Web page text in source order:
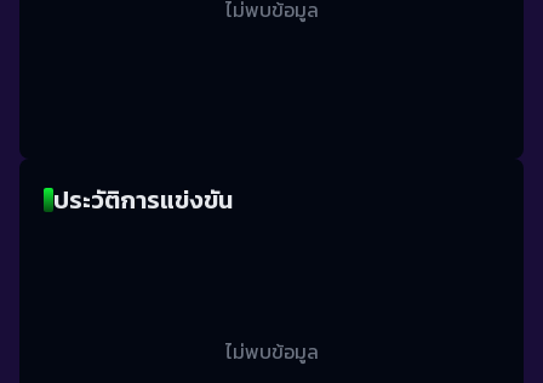
ไม่พบข้อมูล
ประวัติการแข่งขัน
ไม่พบข้อมูล